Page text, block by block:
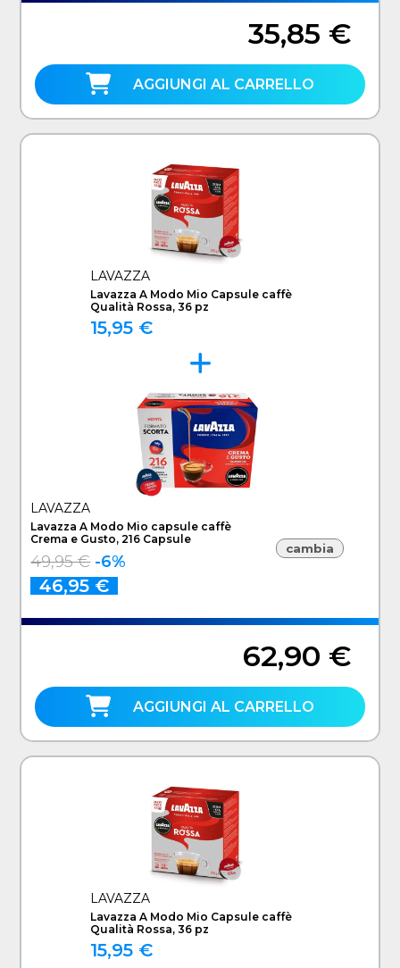
35,85 €
AGGIUNGI AL CARRELLO
LAVAZZA
Lavazza A Modo Mio Capsule caffè
Qualità Rossa, 36 pz
15,95 €
LAVAZZA
Lavazza A Modo Mio capsule caffè
Crema e Gusto, 216 Capsule
49,95 € -6%
46,95 €
cambia
62,90 €
AGGIUNGI AL CARRELLO
LAVAZZA
Lavazza A Modo Mio Capsule caffè
Qualità Rossa, 36 pz
15,95 €